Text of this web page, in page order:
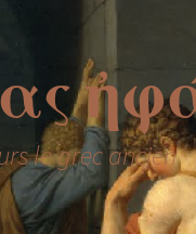
le grec ancien